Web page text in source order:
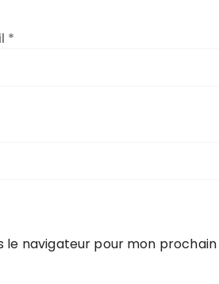
*
le navigateur pour mon prochain